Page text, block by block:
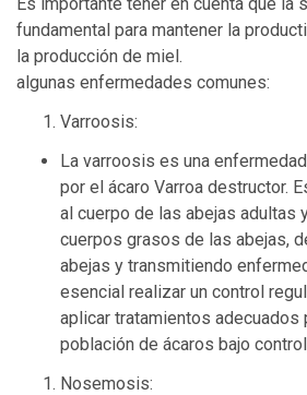
fundamental para mantener la
la producción de miel.
algunas enfermedades comunes:
Varroosis:
La varroosis es una
por el ácaro Varroa destructor.
al cuerpo de las abejas adultas
cuerpos grasos de las abejas,
abejas y transmitiendo
esencial realizar un control
aplicar tratamientos adecuados
población de ácaros bajo
Nosemosis: